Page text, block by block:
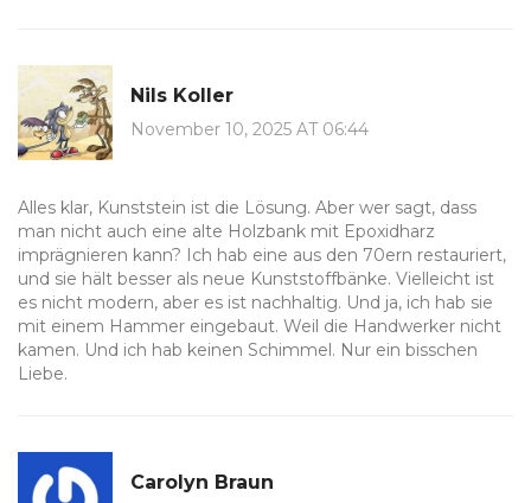
Nils Koller
November 10, 2025 AT 06:44
Alles klar, Kunststein ist die Lösung. Aber wer sagt, dass
man nicht auch eine alte Holzbank mit Epoxidharz
imprägnieren kann? Ich hab eine aus den 70ern restauriert,
und sie hält besser als neue Kunststoffbänke. Vielleicht ist
es nicht modern, aber es ist nachhaltig. Und ja, ich hab sie
mit einem Hammer eingebaut. Weil die Handwerker nicht
kamen. Und ich hab keinen Schimmel. Nur ein bisschen
Liebe.
Carolyn Braun